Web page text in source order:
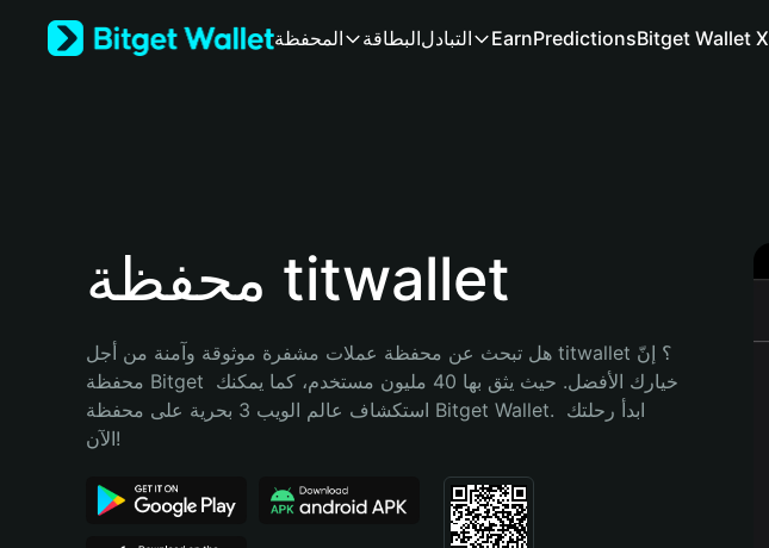
Bahasa Indonesia
Português (Brasil)
المحفظة البطاقةالتبادل EarnPredictionsBitget Wallet X
محفظة titwallet
هل تبحث عن محفظة عملات مشفرة موثوقة وآمنة من أجل titwallet؟ إنّ
محفظة Bitget خيارك الأفضل. حيث يثق بها 40 مليون مستخدم، كما يمكنك
استكشاف عالم الويب 3 بحرية على محفظة Bitget Wallet. ابدأ رحلتك
الآن!